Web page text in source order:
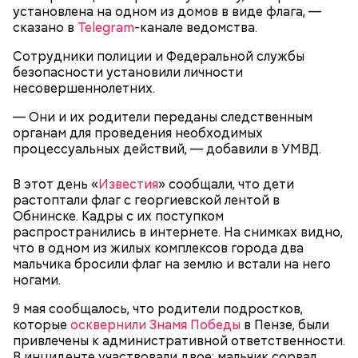
установлена на одном из домов в виде флага, —
сказано в Telegram-канале ведомства.
Сотрудники полиции и Федеральной службы
безопасности установили личности
несовершеннолетних.
— Они и их родители переданы следственным
органам для проведения необходимых
процессуальных действий, — добавили в УМВД.
В этот день «Известия» сообщали, что дети
растоптали флаг с георгиевской лентой в
Обнинске. Кадры с их поступком
распространились в интернете. На снимках видно,
что в одном из жилых комплексов города два
мальчика бросили флаг на землю и встали на него
ногами.
9 мая сообщалось, что родители подростков,
которые осквернили Знамя Победы в Пензе, были
привлечены к административной ответственности.
Кто еще был жертвой Миссюры
Как идет расследование